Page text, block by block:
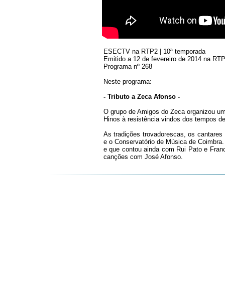
ESECTV na RTP2 | 10ª temporada
Emitido a 12 de fevereiro de 2014 na
Programa nº 268
Neste programa:
- Tributo a Zeca Afonso -
O grupo de Amigos do Zeca organizou
Hinos à resistência vindos dos tempos
As tradições trovadorescas, os
e o Conservatório de Música de
e que contou ainda com Rui Pato e
canções com José Afonso.